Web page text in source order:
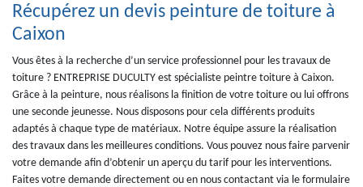
Récupérez un devis peinture de toiture à
Caixon
Vous êtes à la recherche d’un service professionnel pour les travaux de
toiture ? ENTREPRISE DUCULTY est spécialiste peintre toiture à Caixon.
Grâce à la peinture, nous réalisons la finition de votre toiture ou lui offrons
une seconde jeunesse. Nous disposons pour cela différents produits
adaptés à chaque type de matériaux. Notre équipe assure la réalisation
des travaux dans les meilleures conditions. Vous pouvez nous faire parvenir
votre demande afin d’obtenir un aperçu du tarif pour les interventions.
Faites votre demande directement ou en nous contactant via le formulaire